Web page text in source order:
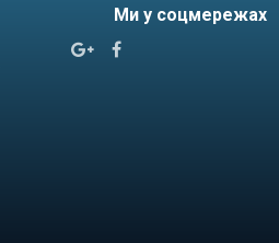
Ми у соцмережах
 